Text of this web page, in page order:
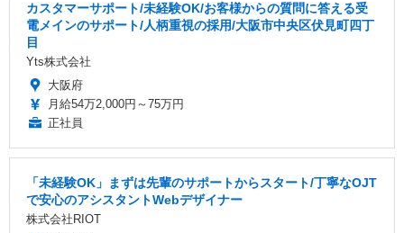
カスタマーサポート/未経験OK/お客様からの質問に答える受
電メインのサポート/人柄重視の採用/大阪市中央区伏見町四丁
目
Yts株式会社
大阪府
月給54万2,000円～75万円
正社員
「未経験OK」まずは先輩のサポートからスタート/丁寧なOJT
で安心のアシスタントWebデザイナー
株式会社RIOT